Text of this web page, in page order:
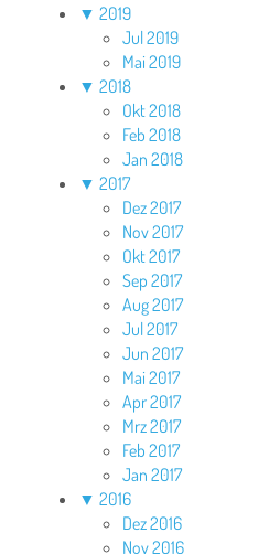
▼ 2019
Jul 2019
Mai 2019
▼ 2018
Okt 2018
Feb 2018
Jan 2018
▼ 2017
Dez 2017
Nov 2017
Okt 2017
Sep 2017
Aug 2017
Jul 2017
Jun 2017
Mai 2017
Apr 2017
Mrz 2017
Feb 2017
Jan 2017
▼ 2016
Dez 2016
Nov 2016